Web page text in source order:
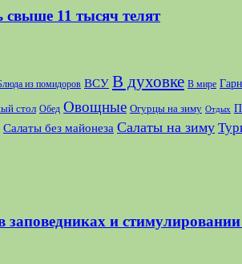
свыше 11 тысяч телят
из помидоров ВСУ В духовке В мире
стол Обед Овощные Огурцы на зиму Отдых
Салаты без майонеза Салаты на зиму
и